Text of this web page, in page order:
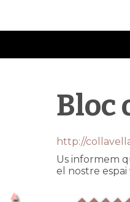
Bloc
http://
Us informem
el nostre